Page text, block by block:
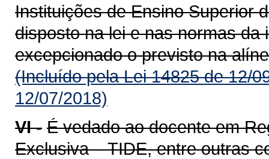
Instituições de Ensino Superior
disposto na lei e nas normas da
excepcionado o previsto na
(Incluído pela Lei 14825 de 12/
12/07/2018)
VI - É vedado ao docente em
Exclusiva – TIDE, entre outras